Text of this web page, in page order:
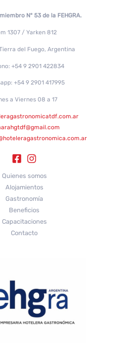
N° 53 de la FEHGRA.
1307 / Yarken 812
del Fuego, Argentina
+54 9 2901 422834
+54 9 2901 417995
a Viernes 08 a 17
Quienes somos
Alojamientos
Gastronomía
Beneficios
Capacitaciones
Contacto